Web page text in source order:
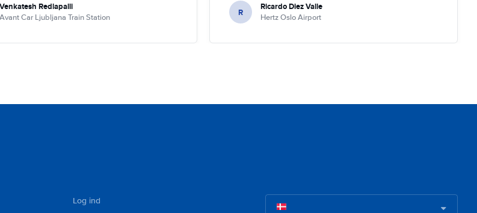
Venkatesh Redlapalli
Avant Car Ljubljana Train Station R Ricardo Diez Valle
Hertz Oslo Airport
Log ind